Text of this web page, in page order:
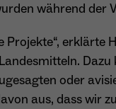
Anbieter
Laufzeit
Zweck
während der
Projekte“,
oder
aus, dass wir